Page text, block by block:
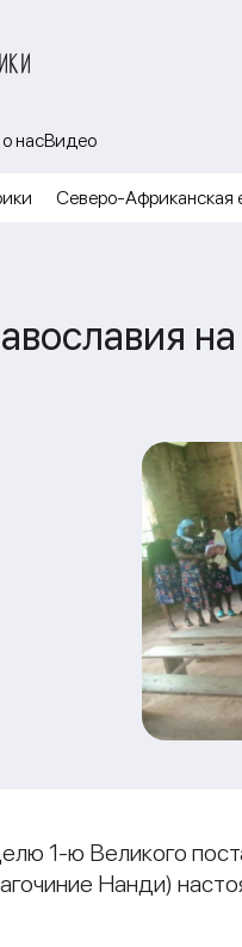
насВидео
Северо-Африканская
1-ю Великого
Нанди)